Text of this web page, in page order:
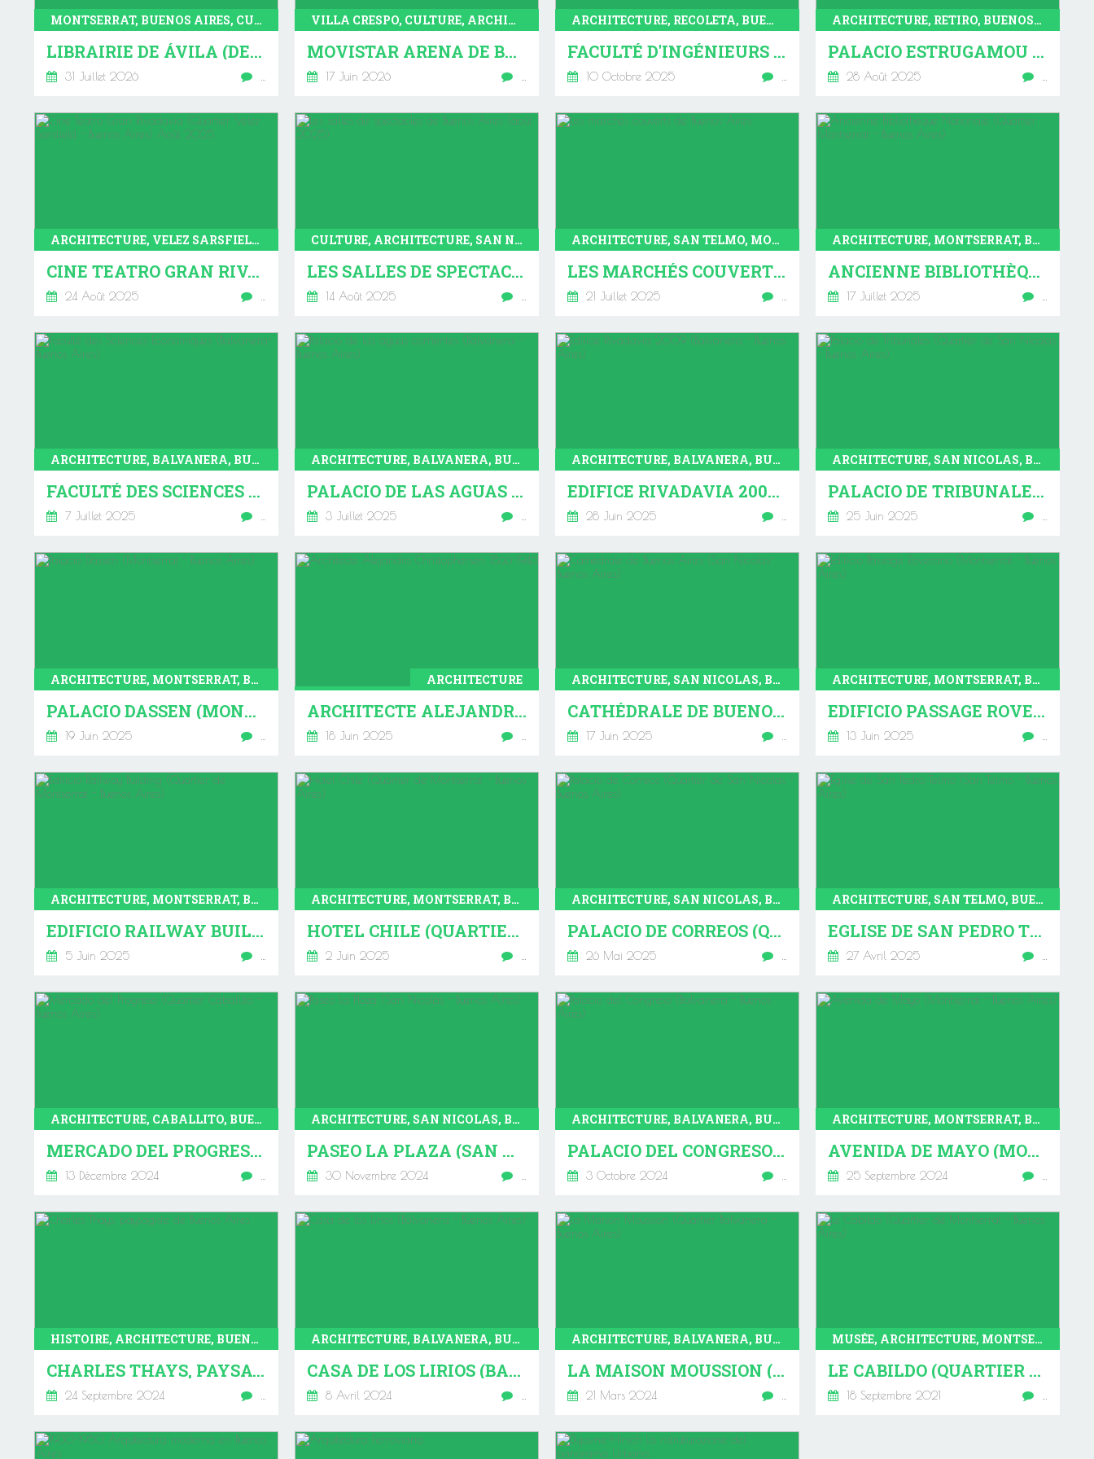
MONTSERRAT, BUENOS AIRES, CULTURE, ARCHITECTURE
LIBRAIRIE DE ÁVILA (DEL COLEGIO) DE BUENOS AIRES (MONTSERRAT)
31 Juillet 2026
VILLA CRESPO, CULTURE, ARCHITECTURE, BUENOS AIRES
MOVISTAR ARENA DE BUENOS AIRES (VILLA CRESPO)
17 Juin 2026
ARCHITECTURE, RECOLETA, BUENOS AIRES
FACULTÉ D'INGÉNIEURS DE BUENOS AIRES (RECOLETA-BUENOS AIRES)
10 Octobre 2025
ARCHITECTURE, RETIRO, BUENOS AIRES
PALACIO ESTRUGAMOU (QUARTIER RETIRO - BUENOS AIRES) AOÛT 2025
28 Août 2025
ARCHITECTURE, VELEZ SARSFIELD, BUENOS AIRES
CINE TEATRO GRAN RIVADAVIA (QUARTIER VELEZ SARSFIELD - BUENOS AIRES) AOÛT 2025
24 Août 2025
CULTURE, ARCHITECTURE, SAN NICOLAS, RETIRO, CHACARITA, MONTSERRAT, SAN TELMO, RECOLETA, VILLA CRESPO, BUENOS AIRES
LES SALLES DE SPECTACLES DE BUENOS AIRES (AOÛT 2025)
14 Août 2025
ARCHITECTURE, SAN TELMO, MONTSERRAT, CABALLITO, BELGRANO, BALVANERA, SAN NICOLAS, RECOLETA, RETIRO, ALMAGRO, VILLA CRESPO, FLORESTA, BOEDO, BUENOS AIRES
LES MARCHÉS COUVERTS DE BUENOS AIRES
21 Juillet 2025
ARCHITECTURE, MONTSERRAT, BUENOS AIRES
ANCIENNE BIBLIOTHÈQUE NATIONALE (QUARTIER MONTSERRAT - BUENOS AIRES)
17 Juillet 2025
ARCHITECTURE, BALVANERA, BUENOS AIRES
FACULTÉ DES SCIENCES ECONOMIQUES (BALVANERA-BUENOS AIRES)
7 Juillet 2025
ARCHITECTURE, BALVANERA, BUENOS AIRES
PALACIO DE LAS AGUAS CORRIENTES (BALVANERA - BUENOS AIRES)
3 Juillet 2025
ARCHITECTURE, BALVANERA, BUENOS AIRES
EDIFICE RIVADAVIA 2009 (BALVANERA - BUENOS AIRES)
28 Juin 2025
ARCHITECTURE, SAN NICOLAS, BUENOS AIRES
PALACIO DE TRIBUNALES (QUARTIER DE SAN NICOLAS - BUENOS AIRES)
25 Juin 2025
ARCHITECTURE, MONTSERRAT, BUENOS AIRES
PALACIO DASSEN (MONTSERRAT - BUENOS AIRES)
19 Juin 2025
ARCHITECTURE
ARCHITECTE ALEJANDRO CHRISTOPHERSEN 1866-1946
18 Juin 2025
ARCHITECTURE, SAN NICOLAS, BUENOS AIRES
CATHÉDRALE DE BUENOS AIRES (SAN NICOLAS-BUENOS AIRES)
17 Juin 2025
ARCHITECTURE, MONTSERRAT, BUENOS AIRES
EDIFICIO PASSAGE ROVERANO (MONTSERRAT - BUENOS AIRES)
13 Juin 2025
ARCHITECTURE, MONTSERRAT, BUENOS AIRES
EDIFICIO RAILWAY BUILDING (QUARTIER DE MONTSERRAT - BUENOS AIRES)
5 Juin 2025
ARCHITECTURE, MONTSERRAT, BUENOS AIRES
HOTEL CHILE (QUARTIER DE MONTSERRAT - BUENOS AIRES)
2 Juin 2025
ARCHITECTURE, SAN NICOLAS, BUENOS AIRES
PALACIO DE CORREOS (QUARTIER DE SAN NICOLAS - BUENOS AIRES)
26 Mai 2025
ARCHITECTURE, SAN TELMO, BUENOS AIRES
EGLISE DE SAN PEDRO TELMO (SAN TELMO - BUENOS AIRES)
27 Avril 2025
ARCHITECTURE, CABALLITO, BUENOS AIRES
MERCADO DEL PROGRESO (QUARTIER CABALLITO - BUENOS AIRES)
13 Décembre 2024
ARCHITECTURE, SAN NICOLAS, BUENOS AIRES
PASEO LA PLAZA (SAN NICOLÁS - BUENOS AIRES)
30 Novembre 2024
ARCHITECTURE, BALVANERA, BUENOS AIRES
PALACIO DEL CONGRESO (BALVANERA - BUENOS AIRES)
3 Octobre 2024
ARCHITECTURE, MONTSERRAT, BUENOS AIRES
AVENIDA DE MAYO (MONTSERRAT - BUENOS AIRES)
25 Septembre 2024
HISTOIRE, ARCHITECTURE, BUENOS AIRES
CHARLES THAYS, PAYSAGISTE DE BUENOS AIRES
24 Septembre 2024
ARCHITECTURE, BALVANERA, BUENOS AIRES
CASA DE LOS LIRIOS (BALVANERA - BUENOS AIRES)
8 Avril 2024
ARCHITECTURE, BALVANERA, BUENOS AIRES
LA MAISON MOUSSION (QUARTIER BALVANERA - BUENOS AIRES)
21 Mars 2024
MUSÉE, ARCHITECTURE, MONTSERRAT, BUENOS AIRES
LE CABILDO (QUARTIER DE MONTSERRAT - BUENOS AIRES)
18 Septembre 2021